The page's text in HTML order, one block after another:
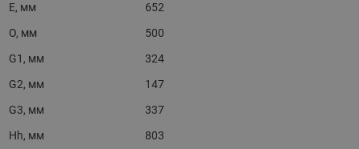
E, мм
652
O, мм
500
G1, мм
324
G2, мм
147
G3, мм
337
Hh, мм
803